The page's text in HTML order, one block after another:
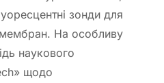
зонди для
мембран. На особливу
наукового
щодо